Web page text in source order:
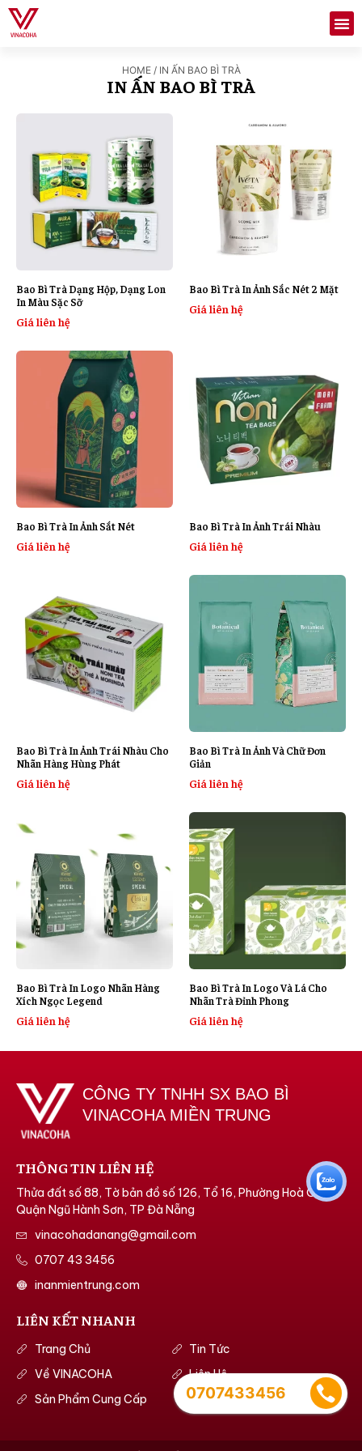
HOME/ IN ẤN BAO BÌ TRÀ
IN ẤN BAO BÌ TRÀ
Bao Bì Trà Dạng Hộp, Dạng Lon
In Màu Sặc Sỡ
Giá liên hệ
Bao Bì Trà In Ảnh Sắc Nét 2 Mặt
Giá liên hệ
Bao Bì Trà In Ảnh Sắt Nét
Giá liên hệ
Bao Bì Trà In Ảnh Trái Nhàu
Giá liên hệ
Bao Bì Trà In Ảnh Trái Nhàu Cho
Nhãn Hàng Hùng Phát
Giá liên hệ
Bao Bì Trà In Ảnh Và Chữ Đơn
Giản
Giá liên hệ
Bao Bì Trà In Logo Nhãn Hàng
Xích Ngọc Legend
Giá liên hệ
Bao Bì Trà In Logo Và Lá Cho
Nhãn Trà Đỉnh Phong
Giá liên hệ
CÔNG TY TNHH SX BAO BÌ
VINACOHA MIỀN TRUNG
THÔNG TIN LIÊN HỆ
Thửa đất số 88, Tờ bản đồ số 126, Tổ 16, Phường Hoà Quý,
Quận Ngũ Hành Sơn, TP Đà Nẵng
vinacohadanang@gmail.com
0707 43 3456
inanmientrung.com
0707433456
LIÊN KẾT NHANH
Trang Chủ
Về VINACOHA
Sản Phẩm Cung Cấp
Tin Tức
Liên Hệ